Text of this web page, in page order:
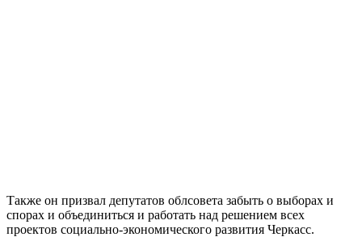
Также он призвал депутатов облсовета забыть о выборах и
спорах и объединиться и работать над решением всех
проектов социально-экономического развития Черкасс.